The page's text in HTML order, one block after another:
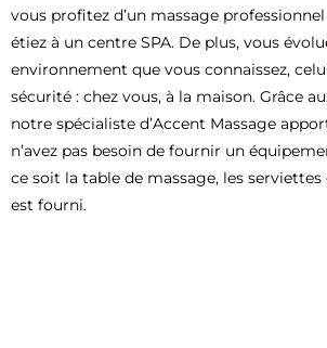
vous profitez d’un massage
étiez à un centre SPA. De plus, vous
environnement que vous connaissez,
sécurité : chez vous, à la maison. Grâce
notre spécialiste d’Accent Massage
n’avez pas besoin de fournir un
ce soit la table de massage, les
est fourni.